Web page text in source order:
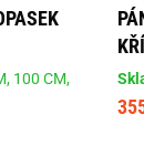
100 CM,